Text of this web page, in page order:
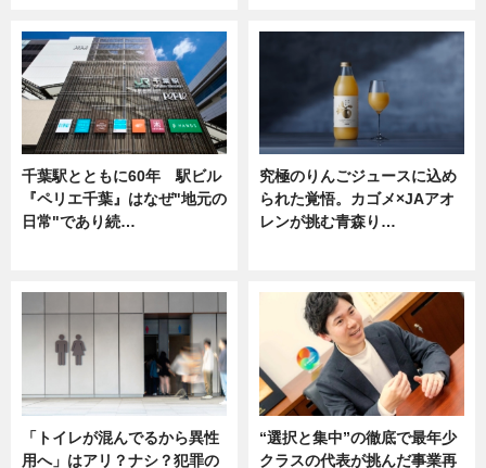
千葉駅とともに60年 駅ビル
『ペリエ千葉』はなぜ"地元の
日常"であり続…
究極のりんごジュースに込め
られた覚悟。カゴメ×JAアオ
レンが挑む青森り…
「トイレが混んでるから異性
用へ」はアリ？ナシ？犯罪の
“選択と集中”の徹底で最年少
クラスの代表が挑んだ事業再